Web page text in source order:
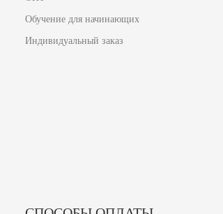
Обучение для начинающих
Индивидуальный заказ